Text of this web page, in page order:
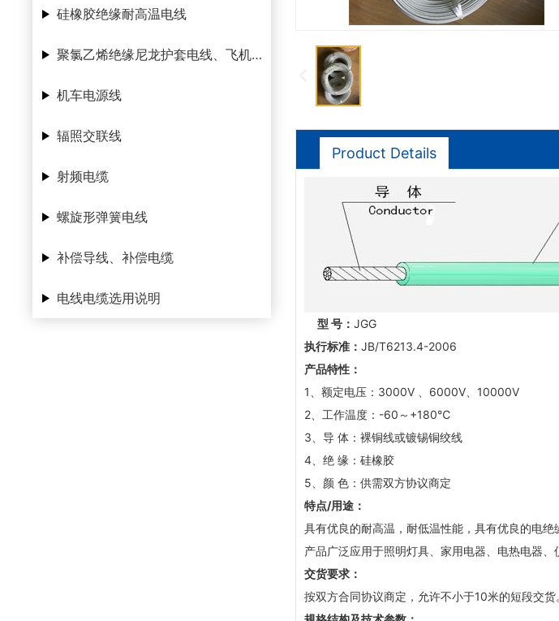
硅橡胶绝缘耐高温电线
聚氯乙烯绝缘尼龙护套电线、飞机腊克线
机车电源线
辐照交联线
射频电缆
螺旋形弹簧电线
补偿导线、补偿电缆
电线电缆选用说明
Product Details
型 号： JGG
执行标准： JB/T6213.4-2006
产品特性：
1、额定电压：3000V 、6000V、10000V
2、工作温度：-60～+180℃
3、导 体：裸铜线或镀锡铜绞线
4、绝 缘：硅橡胶
5、颜 色：供需双方协议商定
特点/用途：
具有优良的耐高温，耐低温性能，具有优良的电
产品广泛应用于照明灯具、家用电器、电热电器
交货要求：
按双方合同协议商定，允许不小于10米的短段交货